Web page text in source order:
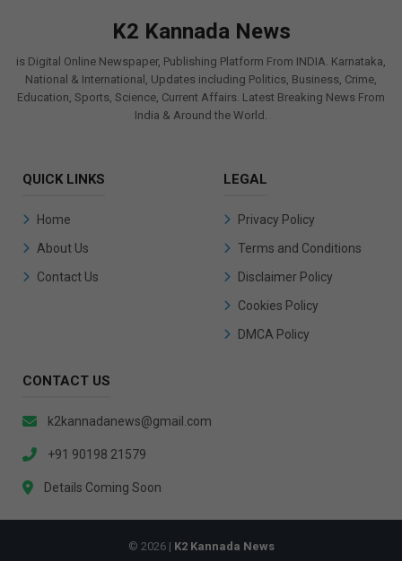
K2 Kannada News
is Digital Online Newspaper, Publishing Platform From INDIA. Karnataka,
National & International, Updates including Politics, Business, Crime,
Education, Sports, Science, Current Affairs. Latest Breaking News From
India & Around the World.
QUICK LINKS
Home
About Us
Contact Us
LEGAL
Privacy Policy
Terms and Conditions
Disclaimer Policy
Cookies Policy
DMCA Policy
CONTACT US
k2kannadanews@gmail.com
+91 90198 21579
Details Coming Soon
© 2026 | K2 Kannada News